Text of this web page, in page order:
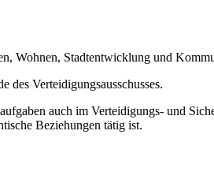
Wohnen, Stadtentwicklung und
Verteidigungsausschusses.
auch im Verteidigungs- und
Beziehungen tätig ist.